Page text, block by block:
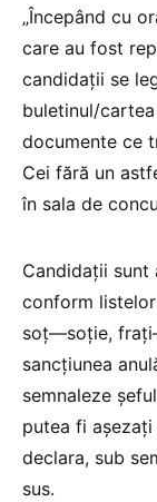
„Începând cu
care au fost
candidații se
buletinul/
documente ce
Cei fără un
în sala de
Candidații sunt
conform
soț—soție,
sancțiunea
semnaleze
putea fi
declara, sub
sus.